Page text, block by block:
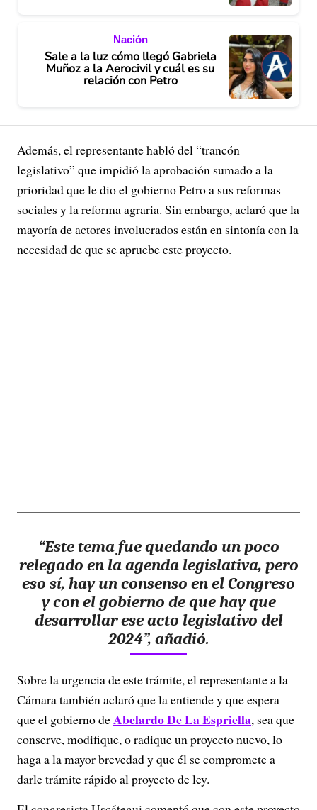
Nación
Sale a la luz cómo llegó Gabriela
Muñoz a la Aerocivil y cuál es su
relación con Petro
Además, el representante habló del “trancón
legislativo” que impidió la aprobación sumado a la
prioridad que le dio el gobierno Petro a sus reformas
sociales y la reforma agraria. Sin embargo, aclaró que la
mayoría de actores involucrados están en sintonía con la
necesidad de que se apruebe este proyecto.
“Este tema fue quedando un poco
relegado en la agenda legislativa, pero
eso sí, hay un consenso en el Congreso
y con el gobierno de que hay que
desarrollar ese acto legislativo del
2024”, añadió.
Sobre la urgencia de este trámite, el representante a la
Cámara también aclaró que la entiende y que espera
que el gobierno deAbelardo De La Espriella, sea que
conserve, modifique, o radique un proyecto nuevo, lo
haga a la mayor brevedad y que él se compromete a
darle trámite rápido al proyecto de ley.